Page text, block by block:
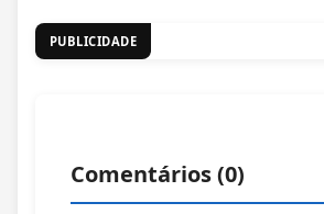
PUBLICIDADE
Comentários (0)